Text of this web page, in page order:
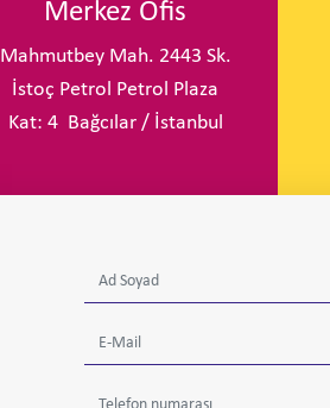
Merkez Ofis
Mahmutbey Mah. 2443 Sk.
İstoç Petrol Petrol Plaza
Kat: 4 Bağcılar / İstanbul